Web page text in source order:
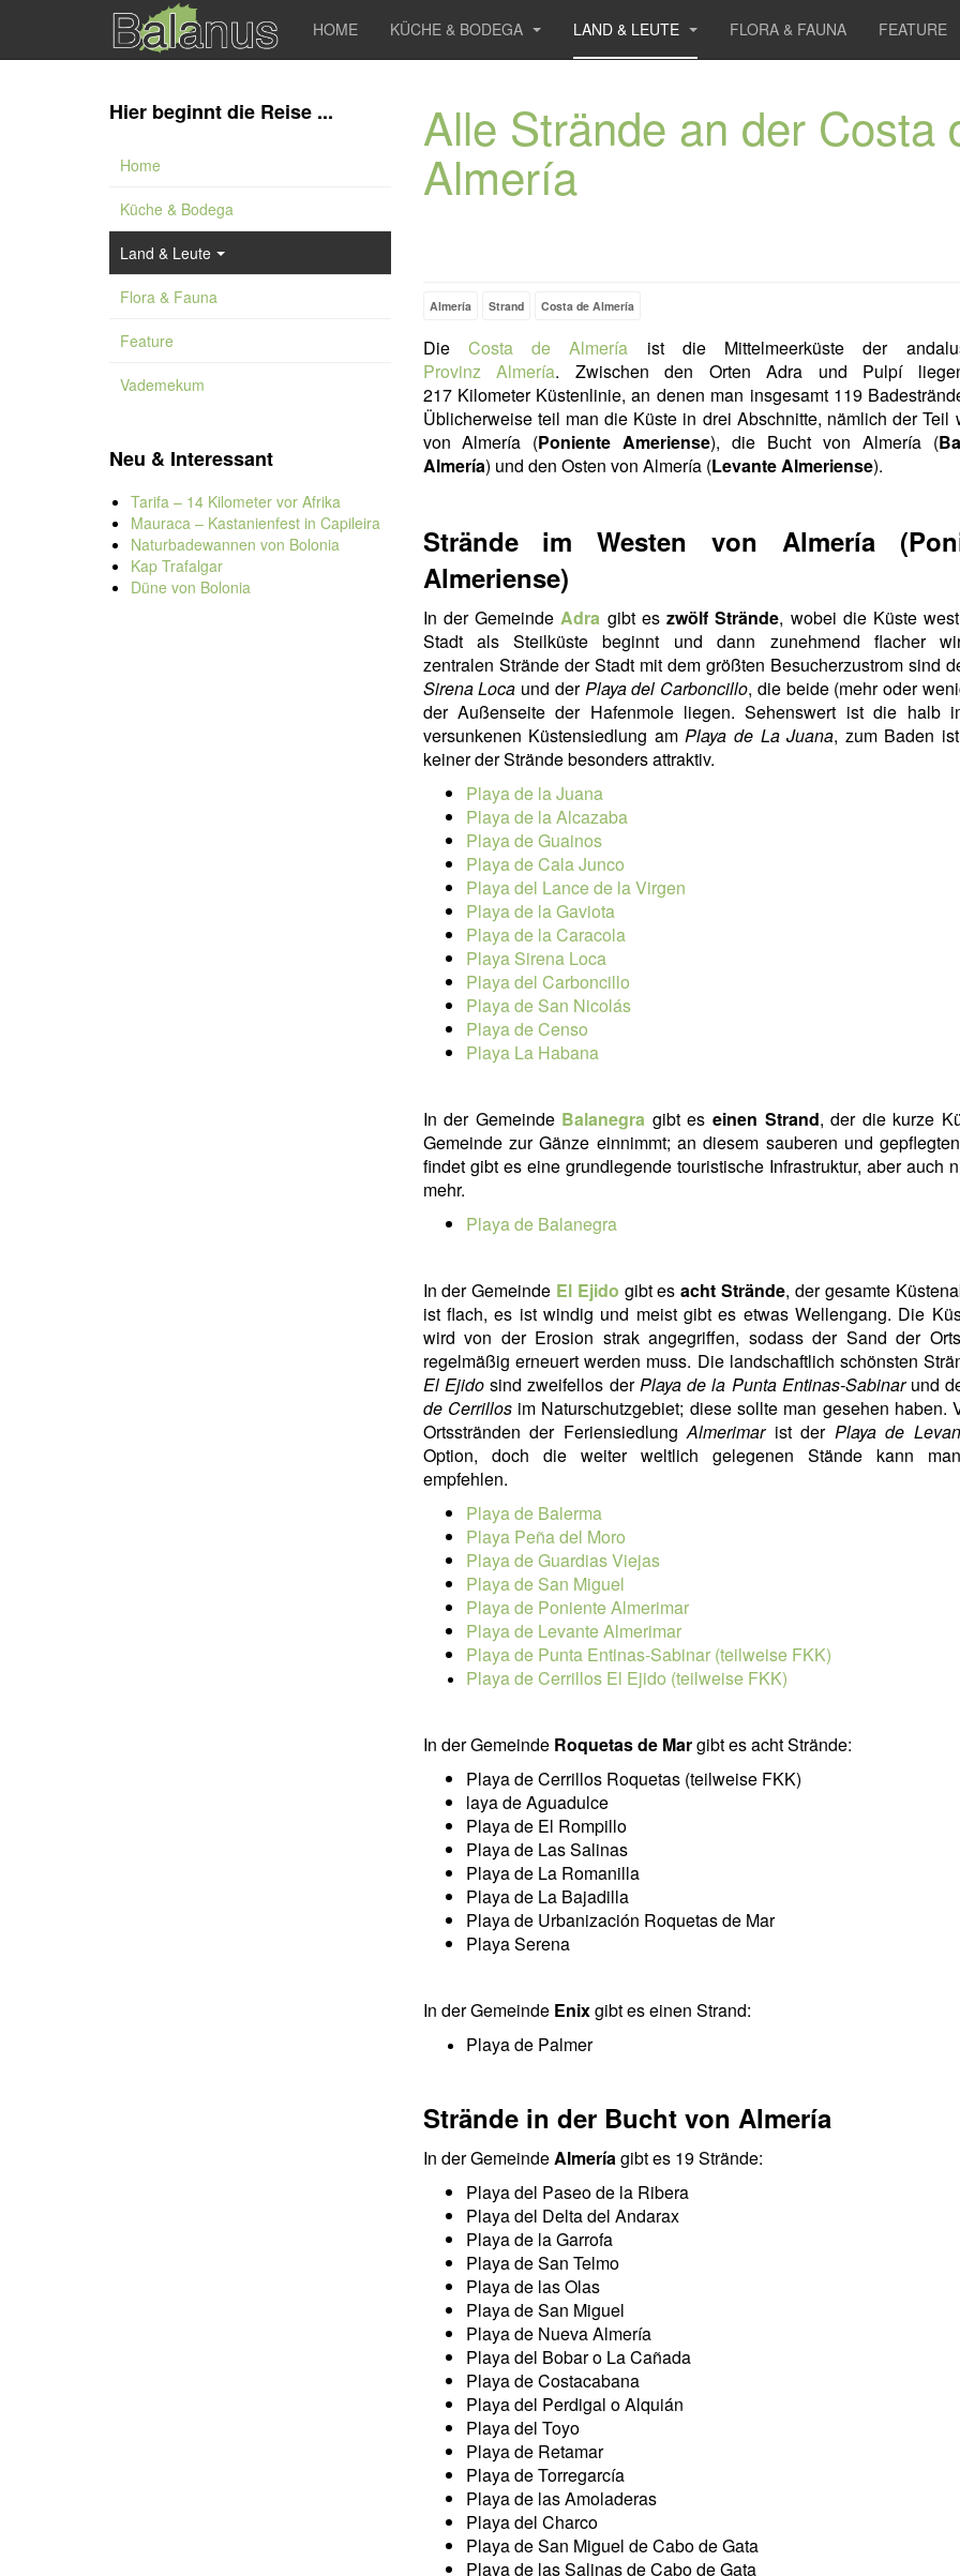
HOME KÜCHE & BODEGA LAND & LEUTE FLORA & FAUNA FEATURE
Alle Strände an der Costa
Almería
Almería Strand Costa de Almería
Die Costa de Almería ist die Mittelmeerküste der
Provinz Almería. Zwischen den Orten Adra und Pulpí
217 Kilometer Küstenlinie, an denen man insgesamt 119
Üblicherweise teil man die Küste in drei Abschnitte, nämlich der Teil
von Almería (Poniente Ameriense), die Bucht von Almería (
Almería) und den Osten von Almería (Levante Almeriense).
Strände im Westen von Almería
Almeriense)
In der GemeindeAdra gibt es zwölf Strände, wobei die Küste
Stadt als Steilküste beginnt und dann zunehmend flacher
zentralen Strände der Stadt mit dem größten Besucherzustrom sind
Sirena Loca und derPlaya del Carboncillo, die beide (mehr oder
der Außenseite der Hafenmole liegen. Sehenswert ist die halb
versunkenen Küstensiedlung amPlaya de La Juana, zum Baden
keiner der Strände besonders attraktiv.
Playa de la Juana
Playa de la Alcazaba
Playa de Guainos
Playa de Cala Junco
Playa del Lance de la Virgen
Playa de la Gaviota
Playa de la Caracola
Playa Sirena Loca
Playa del Carboncillo
Playa de San Nicolás
Playa de Censo
Playa La Habana
In der Gemeinde Balanegra gibt es einen Strand, der die kurze
Gemeinde zur Gänze einnimmt; an diesem sauberen und
findet gibt es eine grundlegende touristische Infrastruktur, aber auch
mehr.
Playa de Balanegra
In der Gemeinde El Ejido gibt esacht Strände, der gesamte
ist flach, es ist windig und meist gibt es etwas Wellengang. Die
wird von der Erosion strak angegriffen, sodass der Sand der
regelmäßig erneuert werden muss. Die landschaftlich schönsten
El Ejidosind zweifellos derPlaya de la Punta Entinas-Sabinarund
de Cerrillosim Naturschutzgebiet; diese sollte man gesehen haben.
Ortsstränden der FeriensiedlungAlmerimarist der Playa de
Option, doch die weiter weltlich gelegenen Stände kann
empfehlen.
Playa de Balerma
Playa Peña del Moro
Playa de Guardias Viejas
Playa de San Miguel
Playa de Poniente Almerimar
Playa de Levante Almerimar
Playa de Punta Entinas-Sabinar (teilweise FKK)
Playa de Cerrillos El Ejido (teilweise FKK)
In der Gemeinde Roquetas de Margibt es acht Strände:
Playa de Cerrillos Roquetas (teilweise FKK)
laya de Aguadulce
Playa de El Rompillo
Playa de Las Salinas
Playa de La Romanilla
Playa de La Bajadilla
Playa de Urbanización Roquetas de Mar
Playa Serena
In der Gemeinde Enixgibt es einen Strand:
Playa de Palmer
Strände in der Bucht von Almería
In der GemeindeAlmeríagibt es 19 Strände:
Playa del Paseo de la Ribera
Playa del Delta del Andarax
Playa de la Garrofa
Playa de San Telmo
Playa de las Olas
Playa de San Miguel
Playa de Nueva Almería
Playa del Bobar o La Cañada
Playa de Costacabana
Playa del Perdigal o Alquián
Playa del Toyo
Playa de Retamar
Playa de Torregarcía
Playa de las Amoladeras
Playa del Charco
Playa de San Miguel de Cabo de Gata
Playa de las Salinas de Cabo de Gata
Hier beginnt die Reise ...
Home
Küche & Bodega
Land & Leute
Flora & Fauna
Feature
Vademekum
Neu & Interessant
Tarifa – 14 Kilometer vor Afrika
Mauraca – Kastanienfest in Capileira
Naturbadewannen von Bolonia
Kap Trafalgar
Düne von Bolonia